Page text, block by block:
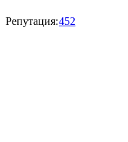
Репутация:452